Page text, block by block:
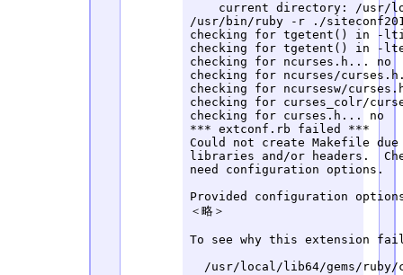
current directory: /usr/
/usr/bin/ruby -r ./
checking for tgetent() in -
checking for tgetent() in -
checking for ncurses.h... no
checking for ncurses/
checking for ncursesw/
checking for curses_colr/
checking for curses.h... no
*** extconf.rb failed ***
Could not create Makefile
libraries and/or headers.
need configuration options.
Provided configuration
＜略＞
To see why this extension
/usr/local/lib64/gems/